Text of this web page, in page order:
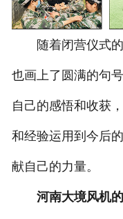
随着闭营仪式的
也画上了圆满的句
自己的感悟和收获
和经验运用到今后
献自己的力量。
河南大境风机